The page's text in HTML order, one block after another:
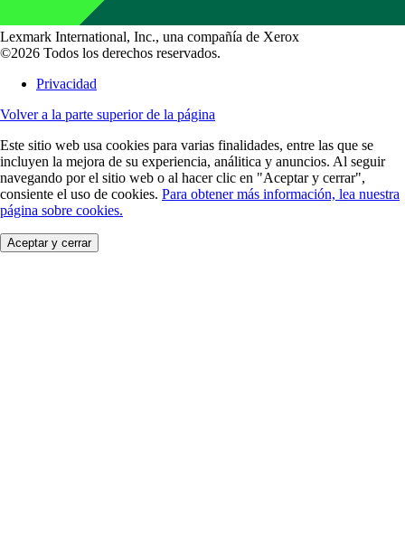
Lexmark International, Inc., una compañía de Xerox
©2026 Todos los derechos reservados.
Privacidad
Volver a la parte superior de la página
Este sitio web usa cookies para varias finalidades, entre las que se
incluyen la mejora de su experiencia, análitica y anuncios. Al seguir
navegando por el sitio web o al hacer clic en "Aceptar y cerrar",
consiente el uso de cookies. Para obtener más información, lea nuestra
página sobre cookies.
Aceptar y cerrar